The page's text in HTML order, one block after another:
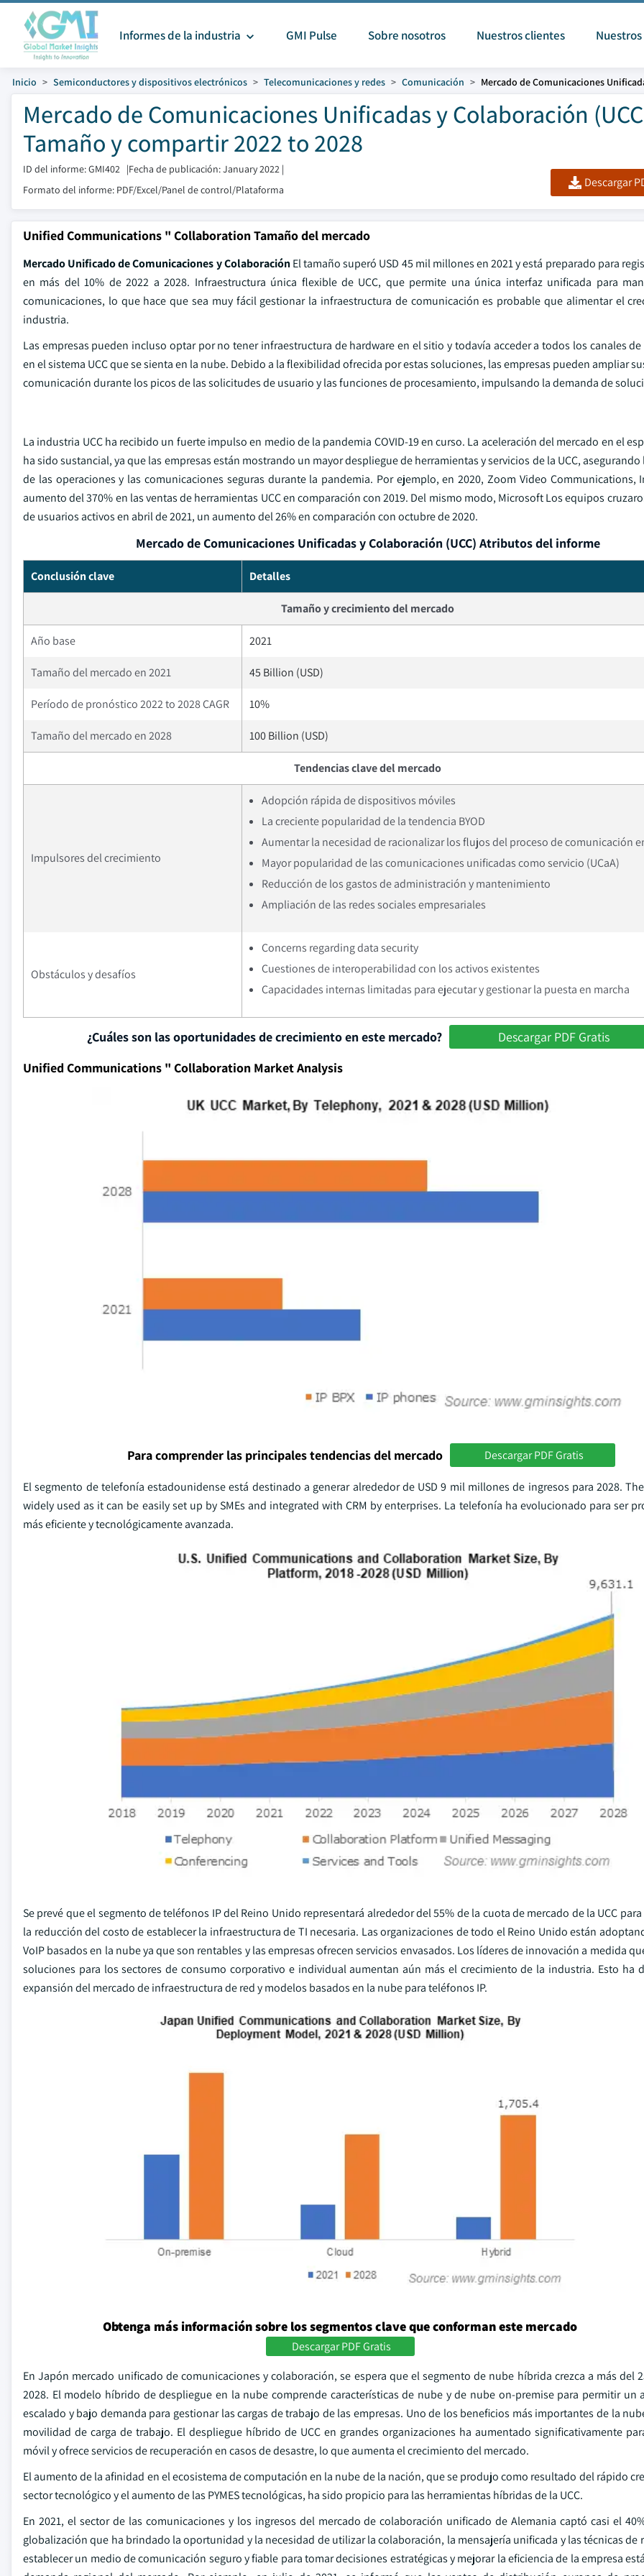
Informes de la industria GMI Pulse Sobre nosotros Nuestros clientes
Inicio Semiconductores y dispositivos electrónicos Telecomunicaciones y redes Comunicación Mercado de Comunicaciones
Mercado de Comunicaciones Unificadas y Colaboración
Tamaño y compartir 2022 to 2028
ID del informe: GMI402 |Fecha de publicación: January 2022 |
Formato del informe: PDF/Excel/Panel de control/Plataforma
Descargar
Unified Communications " Collaboration Tamaño del mercado
Mercado Unificado de Comunicaciones y ColaboraciónEl tamaño superó USD 45 mil millones en 2021 y está preparado para
en más del 10% de 2022 a 2028. Infraestructura única flexible de UCC, que permite una única interfaz unificada para
comunicaciones, lo que hace que sea muy fácil gestionar la infraestructura de comunicación es probable que alimentar el
industria.
Las empresas pueden incluso optar por no tener infraestructura de hardware en el sitio y todavía acceder a todos los canales
en el sistema UCC que se sienta en la nube. Debido a la flexibilidad ofrecida por estas soluciones, las empresas pueden ampliar
comunicación durante los picos de las solicitudes de usuario y las funciones de procesamiento, impulsando la demanda de
La industria UCC ha recibido un fuerte impulso en medio de la pandemia COVID-19 en curso. La aceleración del mercado en el
ha sido sustancial, ya que las empresas están mostrando un mayor despliegue de herramientas y servicios de la UCC,
de las operaciones y las comunicaciones seguras durante la pandemia. Por ejemplo, en 2020, Zoom Video Communications,
aumento del 370% en las ventas de herramientas UCC en comparación con 2019. Del mismo modo, Microsoft Los equipos
de usuarios activos en abril de 2021, un aumento del 26% en comparación con octubre de 2020.
Mercado de Comunicaciones Unificadas y Colaboración (UCC) Atributos del informe
Conclusión clave Detalles
Tamaño y crecimiento del mercado
Año base 2021
Tamaño del mercado en 2021 45 Billion (USD)
Período de pronóstico 2022 to 2028 CAGR 10%
Tamaño del mercado en 2028 100 Billion (USD)
Tendencias clave del mercado
Impulsores del crecimiento
Adopción rápida de dispositivos móviles
La creciente popularidad de la tendencia BYOD
Aumentar la necesidad de racionalizar los flujos del proceso de comunicación
Mayor popularidad de las comunicaciones unificadas como servicio (UCaA)
Reducción de los gastos de administración y mantenimiento
Ampliación de las redes sociales empresariales
Obstáculos y desafíos
Concerns regarding data security
Cuestiones de interoperabilidad con los activos existentes
Capacidades internas limitadas para ejecutar y gestionar la puesta en marcha
¿Cuáles son las oportunidades de crecimiento en este mercado?
Descargar PDF Gratis
Unified Communications " Collaboration Market Analysis
Para comprender las principales tendencias del mercado Descargar PDF Gratis
El segmento de telefonía estadounidense está destinado a generar alrededor de USD 9 mil millones de ingresos para 2028.
widely used as it can be easily set up by SMEs and integrated with CRM by enterprises. La telefonía ha evolucionado para ser
más eficiente y tecnológicamente avanzada.
Se prevé que el segmento de teléfonos IP del Reino Unido representará alrededor del 55% de la cuota de mercado de la UCC
la reducción del costo de establecer la infraestructura de TI necesaria. Las organizaciones de todo el Reino Unido están
VoIP basados en la nube ya que son rentables y las empresas ofrecen servicios envasados. Los líderes de innovación a medida
soluciones para los sectores de consumo corporativo e individual aumentan aún más el crecimiento de la industria. Esto ha
expansión del mercado de infraestructura de red y modelos basados en la nube para teléfonos IP.
Obtenga más información sobre los segmentos clave que conforman este mercado
Descargar PDF Gratis
En Japón mercado unificado de comunicaciones y colaboración, se espera que el segmento de nube híbrida crezca a más del
2028. El modelo híbrido de despliegue en la nube comprende características de nube y de nube on-premise para permitir un
escalado y bajo demanda para gestionar las cargas de trabajo de las empresas. Uno de los beneficios más importantes de la
movilidad de carga de trabajo. El despliegue híbrido de UCC en grandes organizaciones ha aumentado significativamente
móvil y ofrece servicios de recuperación en casos de desastre, lo que aumenta el crecimiento del mercado.
El aumento de la afinidad en el ecosistema de computación en la nube de la nación, que se produjo como resultado del rápido
sector tecnológico y el aumento de las PYMES tecnológicas, ha sido propicio para las herramientas híbridas de la UCC.
En 2021, el sector de las comunicaciones y los ingresos del mercado de colaboración unificado de Alemania captó casi el
globalización que ha brindado la oportunidad y la necesidad de utilizar la colaboración, la mensajería unificada y las técnicas de
establecer un medio de comunicación seguro y fiable para tomar decisiones estratégicas y mejorar la eficiencia de la empresa